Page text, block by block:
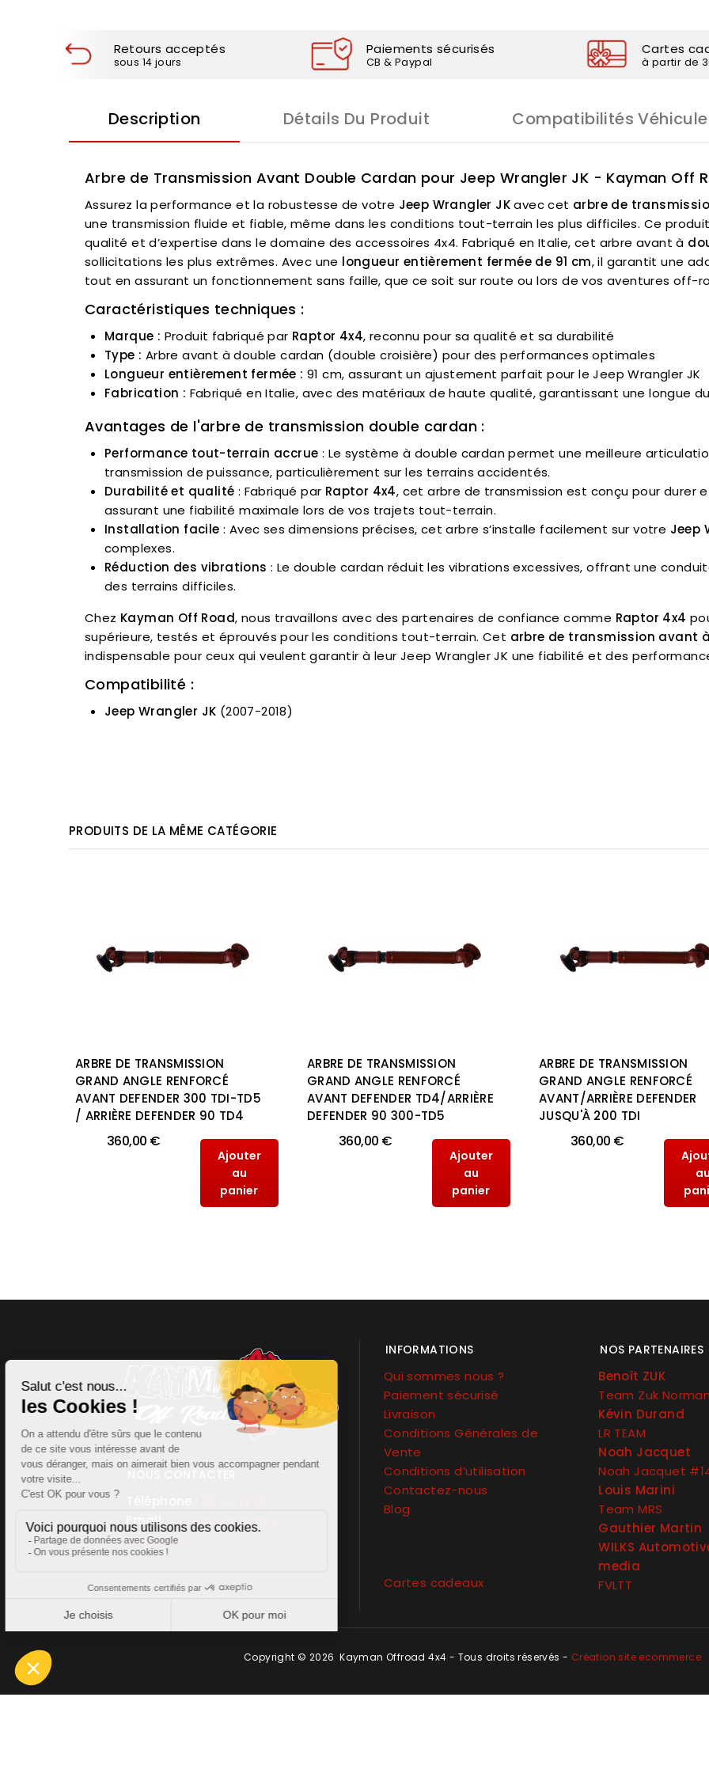
Retours acceptés
sous 14 jours
Paiements sécurisés
CB & Paypal
Cartes
à partir de
Description Détails Du Produit Compatibilités
Arbre de Transmission Avant Double Cardan pour Jeep Wrangler JK - Kayman Off
Assurez la performance et la robustesse de votre Jeep Wrangler JKavec cet arbre de
une transmission fluide et fiable, même dans les conditions tout-terrain les plus difficiles. Ce
qualité et d’expertise dans le domaine des accessoires 4x4. Fabriqué en Italie, cet arbre avant à
sollicitations les plus extrêmes. Avec une longueur entièrement fermée de 91 cm, il garantit une
tout en assurant un fonctionnement sans faille, que ce soit sur route ou lors de vos aventures off-
Caractéristiques techniques :
Marque : Produit fabriqué par Raptor 4x4, reconnu pour sa qualité et sa durabilité
Type : Arbre avant à double cardan (double croisière) pour des performances optimales
Longueur entièrement fermée : 91 cm, assurant un ajustement parfait pour le Jeep Wrangler JK
Fabrication : Fabriqué en Italie, avec des matériaux de haute qualité, garantissant une longue
Avantages de l'arbre de transmission double cardan :
Performance tout-terrain accrue : Le système à double cardan permet une meilleure
transmission de puissance, particulièrement sur les terrains accidentés.
Durabilité et qualité : Fabriqué par Raptor 4x4, cet arbre de transmission est conçu pour durer
assurant une fiabilité maximale lors de vos trajets tout-terrain.
Installation facile : Avec ses dimensions précises, cet arbre s’installe facilement sur votre Jeep
complexes.
Réduction des vibrations : Le double cardan réduit les vibrations excessives, offrant une
des terrains difficiles.
Chez Kayman Off Road, nous travaillons avec des partenaires de confiance comme Raptor 4x4
supérieure, testés et éprouvés pour les conditions tout-terrain. Cet arbre de transmission avant
indispensable pour ceux qui veulent garantir à leur Jeep Wrangler JK une fiabilité et des
Compatibilité :
Jeep Wrangler JK (2007-2018)
PRODUITS DE LA MÊME CATÉGORIE
ARBRE DE TRANSMISSION
GRAND ANGLE RENFORCÉ
AVANT DEFENDER 300 TDI-TD5
/ ARRIÈRE DEFENDER 90 TD4
360,00 €
Ajouter
au
panier
ARBRE DE TRANSMISSION
GRAND ANGLE RENFORCÉ
AVANT DEFENDER TD4/ARRIÈRE
DEFENDER 90 300-TD5
360,00 €
Ajouter
au
panier
ARBRE DE TRANSMISSION
GRAND ANGLE RENFORCÉ
AVANT/ARRIÈRE DEFENDER
JUSQU'À 200 TDI
360,00 €
au
Email
contact@kayman-
offroad.fr
INFORMATIONS
Qui sommes nous ?
Paiement sécurisé
Livraison
Conditions Générales de
Vente
Conditions d’utilisation
Contactez-nous
Blog
Cartes cadeaux
NOS PARTENAIRES
Benoît ZUK
Team Zuk
Kévin Durand
LR TEAM
Noah Jacquet
Noah Jacquet
Louis Marini
Team MRS
Gauthier Martin
WILKS
media
FVLTT
Copyright © 2026 Kayman Offroad 4x4 - Tous droits réservés - Création site ecommerce :